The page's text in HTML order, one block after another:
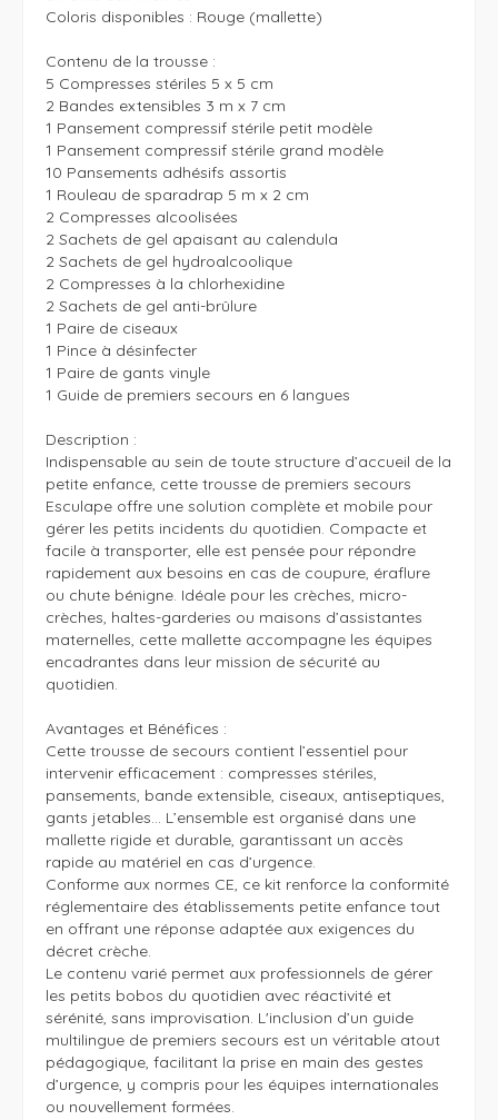
Coloris disponibles : Rouge (mallette)
Contenu de la trousse :
5 Compresses stériles 5 x 5 cm
2 Bandes extensibles 3 m x 7 cm
1 Pansement compressif stérile petit modèle
1 Pansement compressif stérile grand modèle
10 Pansements adhésifs assortis
1 Rouleau de sparadrap 5 m x 2 cm
2 Compresses alcoolisées
2 Sachets de gel apaisant au calendula
2 Sachets de gel hydroalcoolique
2 Compresses à la chlorhexidine
2 Sachets de gel anti-brûlure
1 Paire de ciseaux
1 Pince à désinfecter
1 Paire de gants vinyle
1 Guide de premiers secours en 6 langues
Description :
Indispensable au sein de toute structure d’accueil de la
petite enfance, cette trousse de premiers secours
Esculape offre une solution complète et mobile pour
gérer les petits incidents du quotidien. Compacte et
facile à transporter, elle est pensée pour répondre
rapidement aux besoins en cas de coupure, éraflure
ou chute bénigne. Idéale pour les crèches, micro-
crèches, haltes-garderies ou maisons d’assistantes
maternelles, cette mallette accompagne les équipes
encadrantes dans leur mission de sécurité au
quotidien.
Avantages et Bénéfices :
Cette trousse de secours contient l’essentiel pour
intervenir efficacement : compresses stériles,
pansements, bande extensible, ciseaux, antiseptiques,
gants jetables… L’ensemble est organisé dans une
mallette rigide et durable, garantissant un accès
rapide au matériel en cas d’urgence.
Conforme aux normes CE, ce kit renforce la conformité
réglementaire des établissements petite enfance tout
en offrant une réponse adaptée aux exigences du
décret crèche.
Le contenu varié permet aux professionnels de gérer
les petits bobos du quotidien avec réactivité et
sérénité, sans improvisation. L'inclusion d’un guide
multilingue de premiers secours est un véritable atout
pédagogique, facilitant la prise en main des gestes
d’urgence, y compris pour les équipes internationales
ou nouvellement formées.